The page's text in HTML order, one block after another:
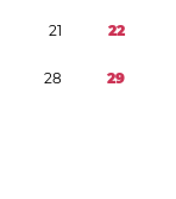
21 22
28 29